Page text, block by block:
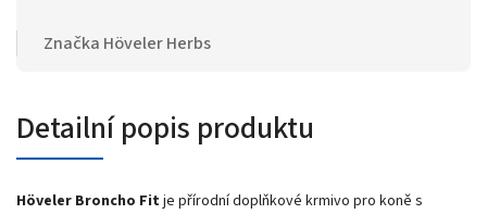
Značka Höveler Herbs
Detailní popis produktu
Höveler Broncho Fitje přírodní doplňkové krmivo pro koně s